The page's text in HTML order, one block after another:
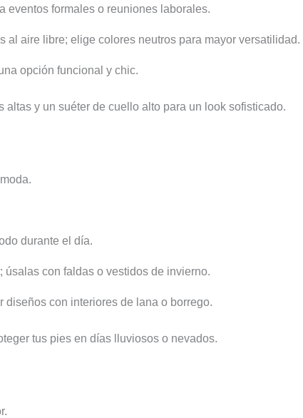
eventos formales o reuniones laborales.
al aire libre; elige colores neutros para mayor versatilidad.
opción funcional y chic.
altas y un suéter de cuello alto para un look sofisticado.
durante el día.
úsalas con faldas o vestidos de invierno.
diseños con interiores de lana o borrego.
tus pies en días lluviosos o nevados.